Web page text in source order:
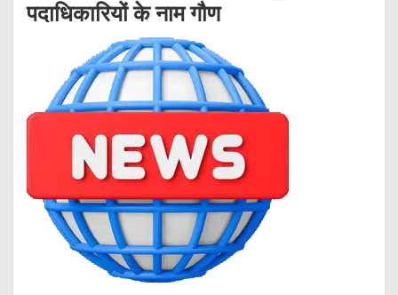
पदाधिकारियों के नाम गौण